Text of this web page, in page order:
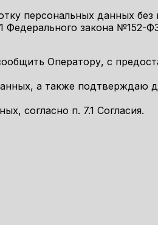
персональных данных без
Федерального закона №152-
Оператору, с
а также подтверждаю
согласно п. 7.1 Согласия.